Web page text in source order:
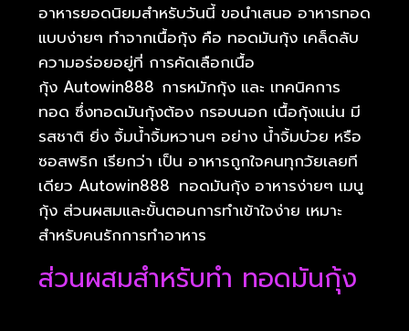
อาหารยอดนิยมสำหรับวันนี้ ขอนำเสนอ อาหารทอด
แบบง่ายๆ ทำจากเนื้อกุ้ง คือ ทอดมันกุ้ง เคล็ดลับ
ความอร่อยอยู่ที่ การคัดเลือกเนื้อ
กุ้ง Autowin888 การหมักกุ้ง และ เทคนิคการ
ทอด ซึ่งทอดมันกุ้งต้อง กรอบนอก เนื้อกุ้งแน่น มี
รสชาติ ยิ่ง จิ้มน้ำจิ้มหวานๆ อย่าง น้ำจิ้มบ๋วย หรือ
ซอสพริก เรียกว่า เป็น อาหารถูกใจคนทุกวัยเลยที
เดียว Autowin888 ทอดมันกุ้ง อาหารง่ายๆ เมนู
กุ้ง ส่วนผสมและขั้นตอนการทำเข้าใจง่าย เหมาะ
สำหรับคนรักการทำอาหาร
ส่วนผสมสำหรับทำ ทอดมันกุ้ง